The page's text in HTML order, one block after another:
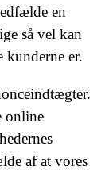
en
så vel kan
er.
online
af at vores